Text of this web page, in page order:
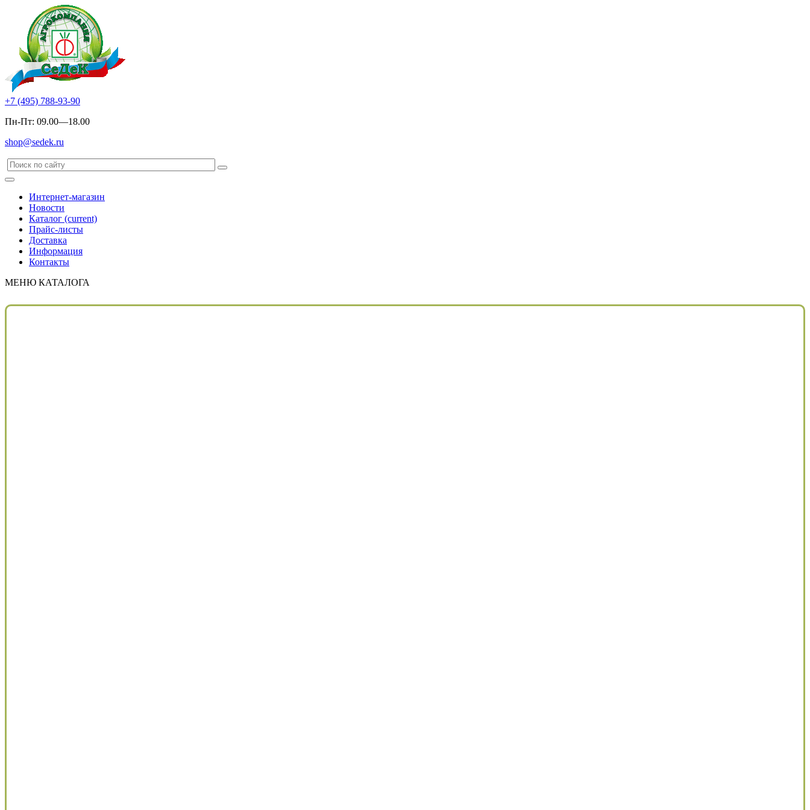
+7 (495) 788-93-90
Пн-Пт: 09.00—18.00
shop@sedek.ru
Интернет-магазин
Новости
Каталог (current)
Прайс-листы
Доставка
Информация
Контакты
МЕНЮ КАТАЛОГА